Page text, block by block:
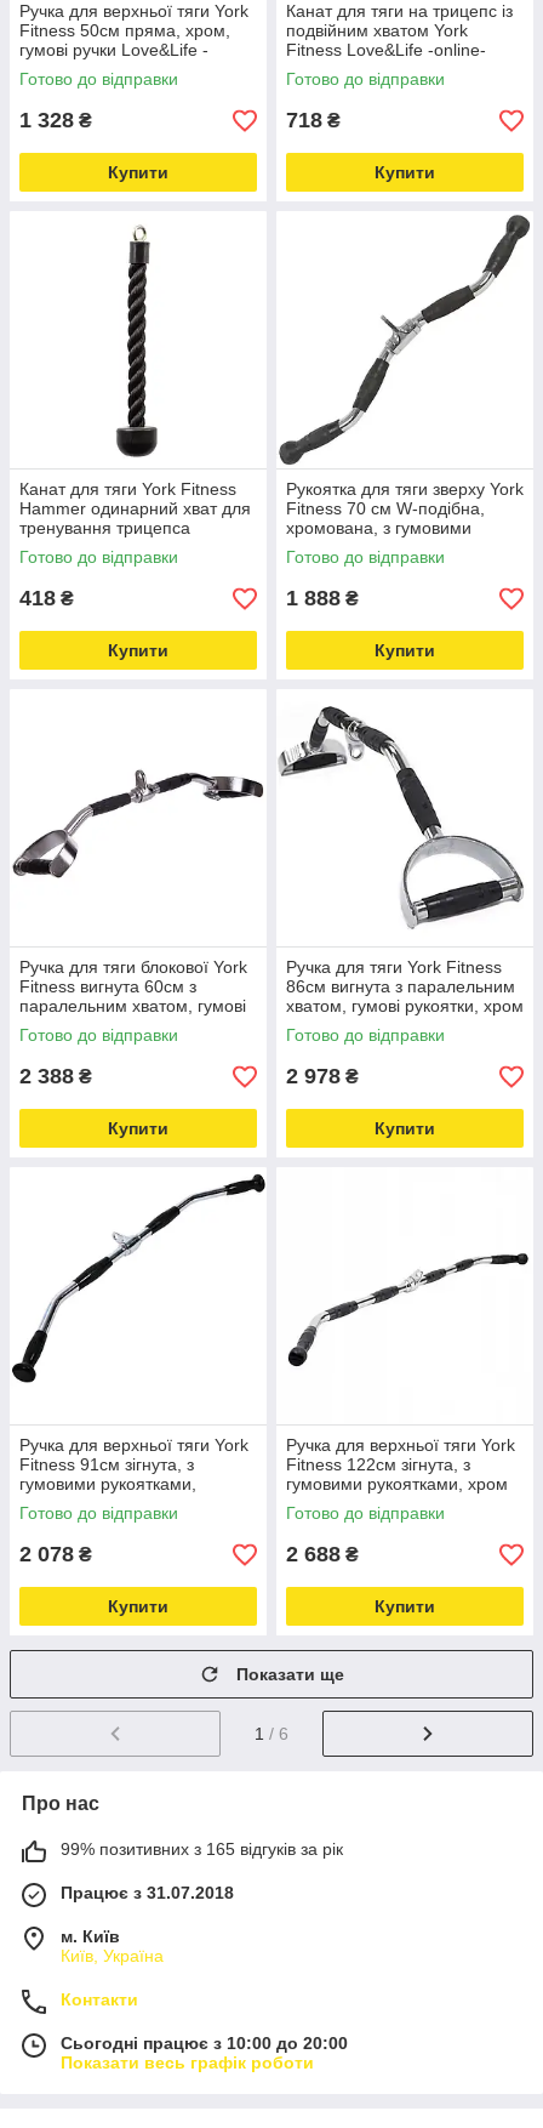
Ручка для верхньої тяги York
Fitness 50см пряма, хром,
гумові ручки Love&Life -
online-multimarket-
Готово до відправки
1 328 ₴
Купити
Канат для тяги на трицепс із
подвійним хватом York
Fitness Love&Life -online-
multimarket-
Готово до відправки
718 ₴
Купити
Канат для тяги York Fitness
Hammer одинарний хват для
тренування трицепса
Love&Life -online-multimarket-
Готово до відправки
418 ₴
Купити
Рукоятка для тяги зверху York
Fitness 70 см W-подібна,
хромована, з гумовими
ручками Love&Life -online-
multimarket-
Готово до відправки
1 888 ₴
Купити
Ручка для тяги блокової York
Fitness вигнута 60см з
паралельним хватом, гумові
рукоятки, хром Love&Life -
online-multimarket-
Готово до відправки
2 388 ₴
Купити
Ручка для тяги York Fitness
86см вигнута з паралельним
хватом, гумові рукоятки, хром
Love&Life -online-multimarket-
Готово до відправки
2 978 ₴
Купити
Ручка для верхньої тяги York
Fitness 91см зігнута, з
гумовими рукоятками,
хромована Love&Life -online-
multimarket-
Готово до відправки
2 078 ₴
Купити
Ручка для верхньої тяги York
Fitness 122см зігнута, з
гумовими рукоятками, хром
Love&Life -online-multimarket-
Готово до відправки
2 688 ₴
Купити
Показати ще
1 / 6
Про нас
99% позитивних з 165 відгуків за рік
Працює з 31.07.2018
м. Київ
Київ, Україна
Контакти
Сьогодні працює з 10:00 до 20:00
Показати весь графік роботи